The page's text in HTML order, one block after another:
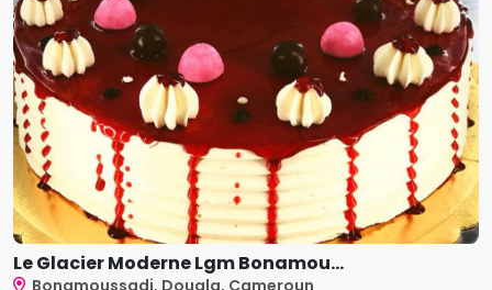
Le Glacier Moderne Lgm Bonamou...
Bonamoussadi, Douala, Cameroun